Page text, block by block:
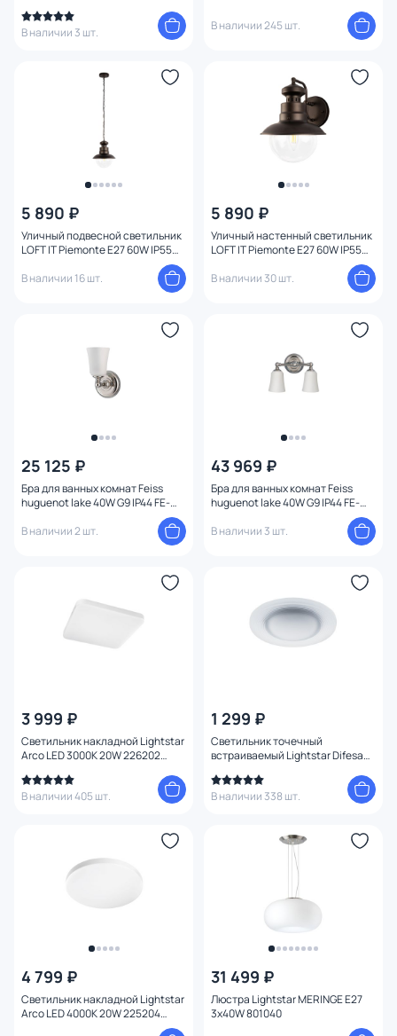
В наличии 3 шт.
12W 358015 STREET
В наличии 245 шт.
5 890 ₽
Уличный подвесной светильник
LOFT IT Piemonte E27 60W IP55
В наличии 16 шт.
5 890 ₽
Уличный настенный светильник
LOFT IT Piemonte E27 60W IP55
В наличии 30 шт.
25 125 ₽
Бра для ванных комнат Feiss
huguenot lake 40W G9 IP44 FE-
В наличии 2 шт.
43 969 ₽
Бра для ванных комнат Feiss
huguenot lake 40W G9 IP44 FE-
В наличии 3 шт.
3 999 ₽
Светильник накладной Lightstar
Arco LED 3000K 20W 226202
В наличии 405 шт.
1 299 ₽
Светильник точечный
встраиваемый Lightstar Difesa
В наличии 338 шт.
4 799 ₽
Светильник накладной Lightstar
Arco LED 4000K 20W 225204
31 499 ₽
Люстра Lightstar MERINGE E27
3х40W 801040